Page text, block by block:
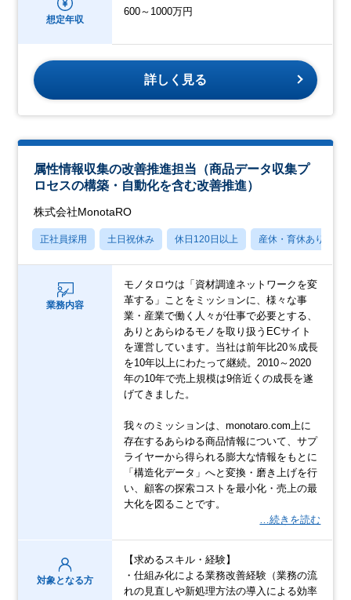
想定年収
600～1000万円
詳しく見る
属性情報収集の改善推進担当（商品データ収集プ
ロセスの構築・自動化を含む改善推進）
株式会社MonotaRO
正社員採用 土日祝休み 休日120日以上 産休・育休あり
業務内容
モノタロウは「資材調達ネットワークを変
革する」ことをミッションに、様々な事
業・産業で働く人々が仕事で必要とする、
ありとあらゆるモノを取り扱うECサイト
を運営しています。当社は前年比20％成長
を10年以上にわたって継続。2010～2020
年の10年で売上規模は9倍近くの成長を遂
げてきました。
我々のミッションは、monotaro.com上に
存在するあらゆる商品情報について、サプ
ライヤーから得られる膨大な情報をもとに
「構造化データ」へと変換・磨き上げを行
い、顧客の探索コストを最小化・売上の最
大化を図ることです。
…続きを読む
対象となる方
【求めるスキル・経験】
・仕組み化による業務改善経験（業務の流
れの見直しや新処理方法の導入による効率